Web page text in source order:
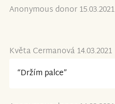
Anonymous donor 15.03.2021
Květa Cermanová 14.03.2021
“Držím palce”